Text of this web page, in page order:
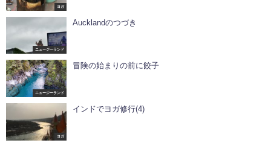
ヨガ
ニュージーランド
Aucklandのつづき
ニュージーランド
冒険の始まりの前に餃子
ヨガ
インドでヨガ修行(4)